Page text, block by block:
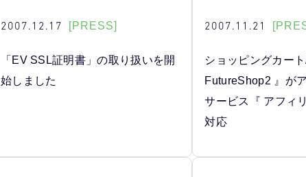
2007.12.17 [PRESS]
「EV SSL証明書」の取り扱いを開
始しました
2007.11.21
ショッピングカー
FutureShop2 』が
サービス『 アフィ
対応